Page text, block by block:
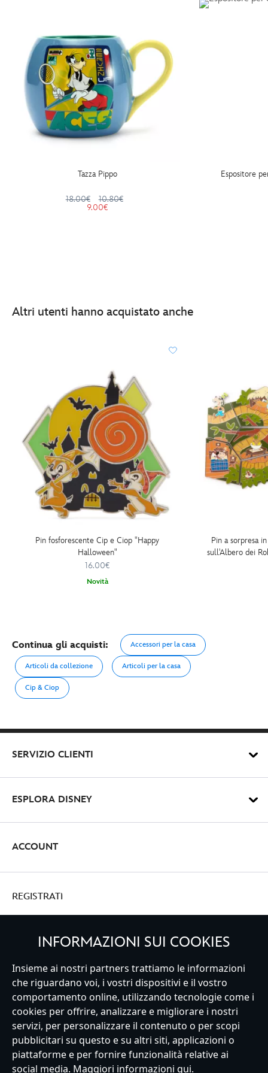
Tazza Pippo
18.00€
10.80€
9.00€
Espositore
Altri utenti hanno acquistato anche
Pin fosforescente Cip e Ciop "Happy
Halloween"
16.00€
Novità
Pin a sorpresa
sull'Albero dei
Continua gli acquisti: Accessori per la casa
Articoli da collezione Articoli per la casa
Cip & Ciop
SERVIZIO CLIENTI
ESPLORA DISNEY
ACCOUNT
REGISTRATI
Italy
Servizio Clienti Termini d'Uso Trova Negozio
Mappa del Sito
Normativa Europea sul trattamento dei dati personali
Informativa sulla privacy
Politica dei Cookie
Informativa sulla privacy UE
Termini e Condizioni generali
INFORMAZIONI SUI COOKIES
Insieme ai nostri partners trattiamo le informazioni
che riguardano voi, i vostri dispositivi e il vostro
comportamento online, utilizzando tecnologie come i
cookies per offrire, analizzare e migliorare i nostri
servizi, per personalizzare il contenuto o per scopi
pubblicitari su questo e su altri siti, applicazioni o
piattaforme e per fornire funzionalità relative ai
social media. Maggiori informazioni qui.